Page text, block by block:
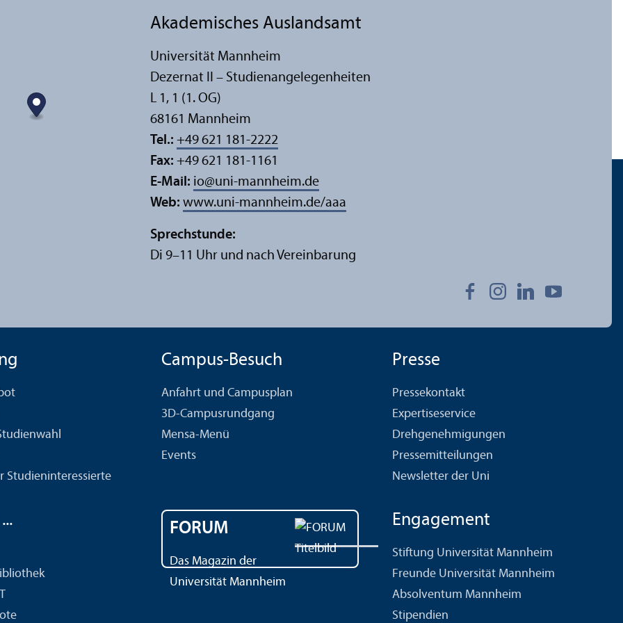
Akademisches Auslands­amt
Universität Mannheim
Dezernat II – Studien­angelegenheiten
L 1, 1 (1. OG)
68161 Mannheim
Tel.: +49 621 181-2222
Fax: +49 621 181-1161
E-Mail: io@uni-mannheim.de
Web: www.uni-mannheim.de/aaa
Sprechstunde:
Di 9–11 Uhr und nach Vereinbarung
Studien­interessierte
Campus-Besuch
Anfahrt und Campusplan
3D-Campusrundgang
Mensa-Menü
Events
Presse
Pressekontakt
Expertiseservice
Drehgenehmigungen
Pressemitteilungen
Newsletter der Uni
FORUM
Das Magazin der
Universität Mannheim
Engagement
Stiftung Universität Mannheim
Freunde Universität Mannheim
Absolventum Mannheim
Stipendien